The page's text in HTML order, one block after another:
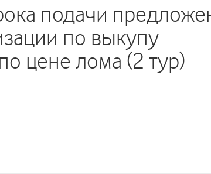
подачи
по выкупу
цене лома (2 тур)